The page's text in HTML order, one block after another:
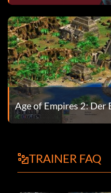
Age of Empires 2: Der
TRAINER FAQ